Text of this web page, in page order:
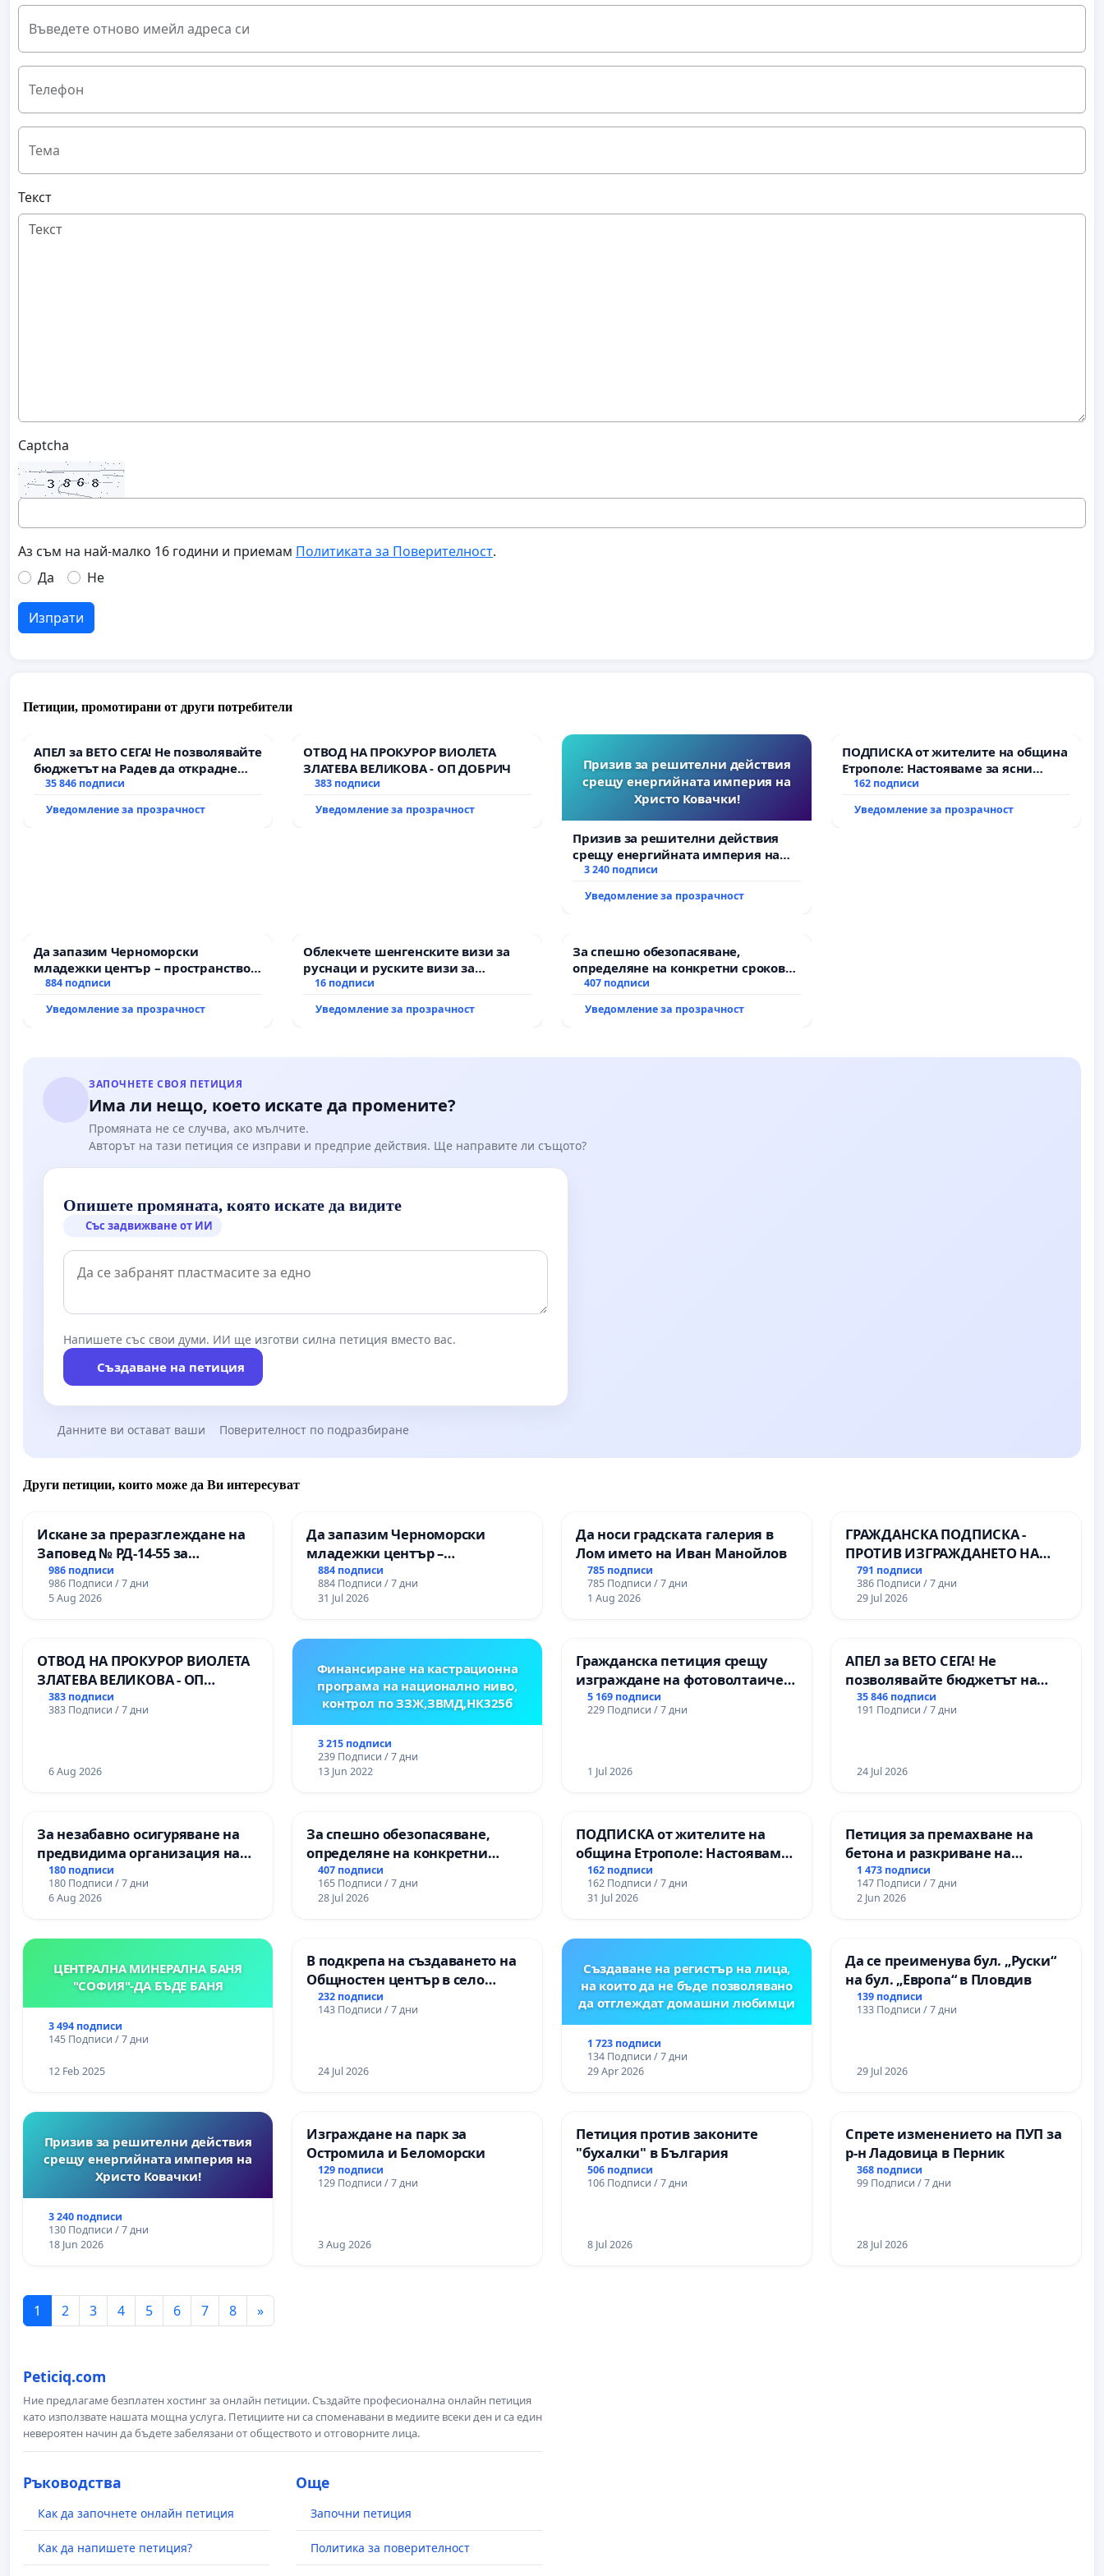
Въведете отново имейл адреса си
Телефон
Тема
Текст
Captcha
Аз съм на най-малко 16 години и приемам Политиката за Поверителност.
Да
Не
Изпрати
Петиции, промотирани от други потребители
АПЕЛ за ВЕТО СЕГА! Не позволявайте
бюджетът на Радев да открадне
парите и правата ни в тъмното
35 846 подписи
Уведомление за прозрачност
ОТВОД НА ПРОКУРОР ВИОЛЕТА
ЗЛАТЕВА ВЕЛИКОВА - ОП ДОБРИЧ
383 подписи
Уведомление за прозрачност
Призив за решителни действия
срещу енергийната империя на
Христо Ковачки!
Призив за решителни действия
срещу енергийната империя на
Христо Ковачки!
3 240 подписи
Уведомление за прозрачност
ПОДПИСКА от жителите на община
Етрополе: Настояваме за ясни
гаранции от “Елаците-МЕД” АД и от
всички екологични норми!
162 подписи
Уведомление за прозрачност
Да запазим Черноморски
младежки център – пространство
за младите на Варна
884 подписи
Уведомление за прозрачност
Облекчете шенгенските визи за
руснаци и руските визи за
българи
16 подписи
Уведомление за прозрачност
За спешно обезопасяване,
определяне на конкретни срокове
и извършване на цялостна
републиканския път между пътен
407 подписи
Уведомление за прозрачност
ЗАПОЧНЕТЕ СВОЯ ПЕТИЦИЯ
Има ли нещо, което искате да промените?
Промяната не се случва, ако мълчите.
Авторът на тази петиция се изправи и предприе действия. Ще направите ли същото?
Опишете промяната, която искате да видите
Със задвижване от ИИ
Напишете със свои думи. ИИ ще изготви силна петиция вместо вас.
Създаване на петиция
Данните ви остават ваши Поверителност по подразбиране
Други петиции, които може да Ви интересуват
Искане за преразглеждане на
Заповед № РД-14-55 за
вливането на
Професионалната гимназия по
промишлени технологии в
Пазарджик
986 подписи
986 Подписи / 7 дни
5 Aug 2026
Да запазим Черноморски
младежки център –
пространство за младите на
Варна
884 подписи
884 Подписи / 7 дни
31 Jul 2026
Да носи градската галерия в
Лом името на Иван Манойлов
785 подписи
785 Подписи / 7 дни
1 Aug 2026
ГРАЖДАНСКА ПОДПИСКА -
ПРОТИВ ИЗГРАЖДАНЕТО НА
ВЪЖЕНА ЛИНИЯ (ЛИФТ) НА
ТЕРИТОРИЯТА НА ПРИРОДНА
ЗАБЕЛЕЖИТЕЛНОСТ „ХЪЛМ НА
791 подписи
386 Подписи / 7 дни
29 Jul 2026
ОТВОД НА ПРОКУРОР ВИОЛЕТА
ЗЛАТЕВА ВЕЛИКОВА - ОП
ДОБРИЧ
383 подписи
383 Подписи / 7 дни
6 Aug 2026
Финансиране на кастрационна
програма на национално ниво,
контрол по ЗЗЖ,ЗВМД,НК325б
3 215 подписи
239 Подписи / 7 дни
13 Jun 2022
Гражданска петиция срещу
изграждане на фотоволтаичен
парк в с.Прибой, общ. Радомир
5 169 подписи
229 Подписи / 7 дни
1 Jul 2026
АПЕЛ за ВЕТО СЕГА! Не
позволявайте бюджетът на
Радев да открадне парите и
правата ни в тъмното
35 846 подписи
191 Подписи / 7 дни
24 Jul 2026
За незабавно осигуряване на
предвидима организация на
учебния процес и гарантиране
на правото на равнопоставено
и качествено образование на
гимназия „
180 подписи
180 Подписи / 7 дни
6 Aug 2026
За спешно обезопасяване,
определяне на конкретни
срокове и извършване на
цялостна рехабилитация на
републиканския път между
Момин проход
407 подписи
165 Подписи / 7 дни
28 Jul 2026
ПОДПИСКА от жителите на
община Етрополе: Настояваме
за ясни гаранции от “Елаците-
МЕД” АД и от държавата, че ще
се изпълнят всички
162 подписи
162 Подписи / 7 дни
31 Jul 2026
Петиция за премахване на
бетона и разкриване на
античното сърце на
Могиланската могила във
Враца
1 473 подписи
147 Подписи / 7 дни
2 Jun 2026
ЦЕНТРАЛНА МИНЕРАЛНА БАНЯ
"СОФИЯ"-ДА БЪДЕ БАНЯ
3 494 подписи
145 Подписи / 7 дни
12 Feb 2025
В подкрепа на създаването на
Общностен център в село
Църква
232 подписи
143 Подписи / 7 дни
24 Jul 2026
Създаване на регистър на лица,
на които да не бъде позволявано
да отглеждат домашни любимци
1 723 подписи
134 Подписи / 7 дни
29 Apr 2026
Да се преименува бул. „Руски“
на бул. „Европа“ в Пловдив
139 подписи
133 Подписи / 7 дни
29 Jul 2026
Призив за решителни действия
срещу енергийната империя на
Христо Ковачки!
3 240 подписи
130 Подписи / 7 дни
18 Jun 2026
Изграждане на парк за
Остромила и Беломорски
129 подписи
129 Подписи / 7 дни
3 Aug 2026
Петиция против законите
"бухалки" в България
506 подписи
106 Подписи / 7 дни
8 Jul 2026
Спрете изменението на ПУП за
р-н Ладовица в Перник
368 подписи
99 Подписи / 7 дни
28 Jul 2026
1 2 3 4 5 6 7 8 »
Peticiq.com
Ние предлагаме безплатен хостинг за онлайн петиции. Създайте професионална онлайн петиция
като използвате нашата мощна услуга. Петициите ни са споменавани в медиите всеки ден и са един
невероятен начин да бъдете забелязани от обществото и отговорните лица.
Ръководства
Как да започнете онлайн петиция
Как да напишете петиция?
Още
Започни петиция
Политика за поверителност